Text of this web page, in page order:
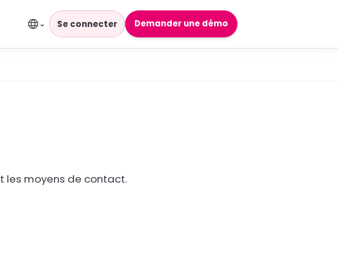
⌄ Se connecter Demander une démo
les moyens de contact.